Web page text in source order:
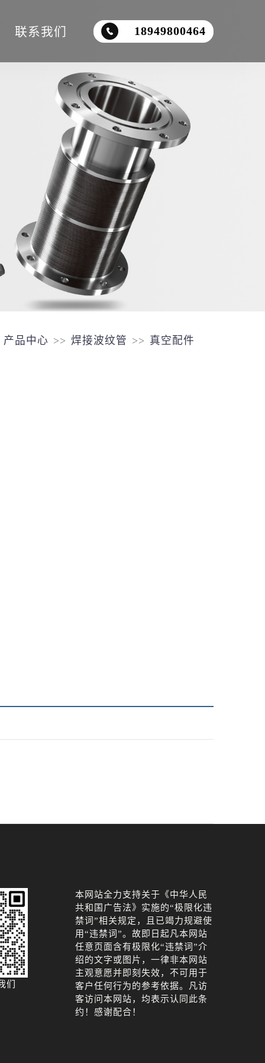
联系我们 18949800464
产品中心 焊接波纹管 真空配件
们
本网站全力支持关于《中华人民
共和国广告法》实施的“极限化违
禁词”相关规定，且已竭力规避使
用“违禁词”。故即日起凡本网站
任意页面含有极限化“违禁词”介
绍的文字或图片，一律非本网站
主观意愿并即刻失效，不可用于
客户任何行为的参考依据。凡访
客访问本网站，均表示认同此条
约！感谢配合！